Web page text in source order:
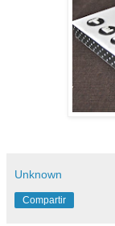
Unknown
Compartir